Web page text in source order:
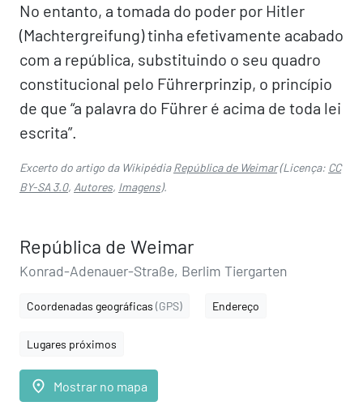
No entanto, a tomada do poder por Hitler
(Machtergreifung) tinha efetivamente acabado
com a república, substituindo o seu quadro
constitucional pelo Führerprinzip, o princípio
de que “a palavra do Führer é acima de toda lei
escrita”.
Excerto do artigo da WikipédiaRepública de Weimar(Licença: CC
BY-SA 3.0, Autores, Imagens).
República de Weimar
Konrad-Adenauer-Straße, Berlim Tiergarten
Coordenadas geográficas (GPS) Endereço
Lugares próximos
place Mostrar no mapa